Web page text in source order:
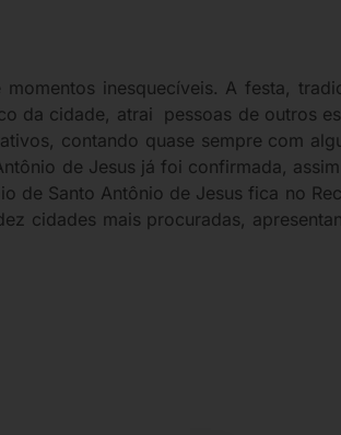
inesquecíveis. A festa,
da cidade, atrai pessoas de outros
contando quase sempre com
de Jesus já foi confirmada,
Santo Antônio de Jesus fica no
cidades mais procuradas,